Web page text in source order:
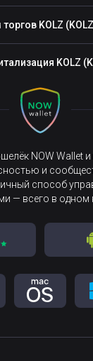
KOLZ
KOLZ
NOW Wallet и
и
способ
— всего в одном